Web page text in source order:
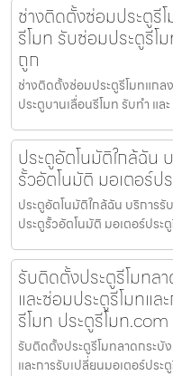
ช่างติดตั้งซ่อมประตูรี
รีโมท รับซ่อมประตูรีโ
ถูก
ช่างติดตั้งซ่อมประตูรีโมทแกล
ประตูบานเลื่อนรีโมท รับทำ แล
ประตูอัตโนมัติใกล้ฉัน
รั้วอัตโนมัติ มอเตอร์ป
ประตูอัตโนมัติใกล้ฉัน บริการ
ประตูรั้วอัตโนมัติ มอเตอร์ประ
รับติดตั้งประตูรีโมทล
และซ่อมประตูรีโมทแล
รีโมท ประตูรีโมท.com
รับติดตั้งประตูรีโมทลาดกระบั
และการรับเปลี่ยนมอเตอร์ปร